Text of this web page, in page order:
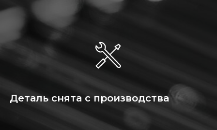
Деталь снята с производства